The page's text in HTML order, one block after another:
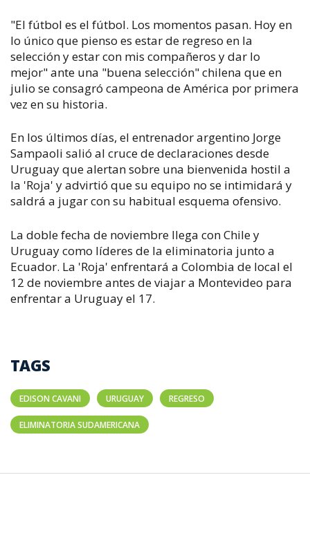
"El fútbol es el fútbol. Los momentos pasan. Hoy en
lo único que pienso es estar de regreso en la
selección y estar con mis compañeros y dar lo
mejor" ante una "buena selección" chilena que en
julio se consagró campeona de América por primera
vez en su historia.
En los últimos días, el entrenador argentino Jorge
Sampaoli salió al cruce de declaraciones desde
Uruguay que alertan sobre una bienvenida hostil a
la 'Roja' y advirtió que su equipo no se intimidará y
saldrá a jugar con su habitual esquema ofensivo.
La doble fecha de noviembre llega con Chile y
Uruguay como líderes de la eliminatoria junto a
Ecuador. La 'Roja' enfrentará a Colombia de local el
12 de noviembre antes de viajar a Montevideo para
enfrentar a Uruguay el 17.
TAGS
EDISON CAVANI URUGUAY REGRESO
ELIMINATORIA SUDAMERICANA